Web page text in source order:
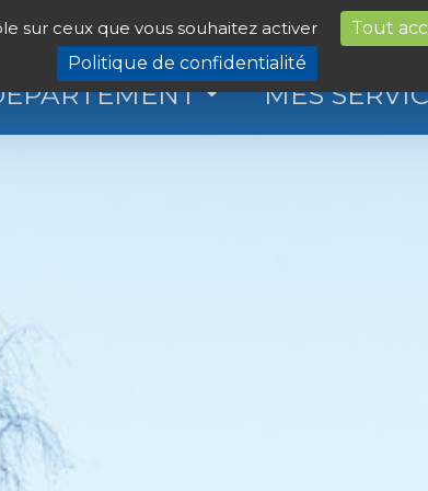
sur ceux que vous souhaitez activer Tout
Politique de confidentialité
MES